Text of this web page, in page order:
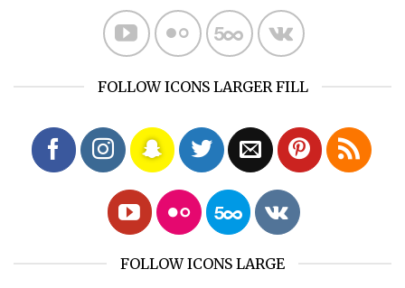
FOLLOW ICONS LARGER FILL
FOLLOW ICONS LARGE